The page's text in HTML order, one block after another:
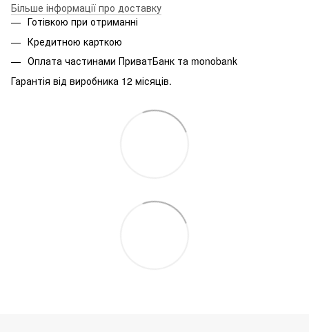
Більше інформації про доставку
Готівкою при отриманні
Кредитною карткою
Оплата частинами ПриватБанк та monobank
Гарантія від виробника 12 місяців.